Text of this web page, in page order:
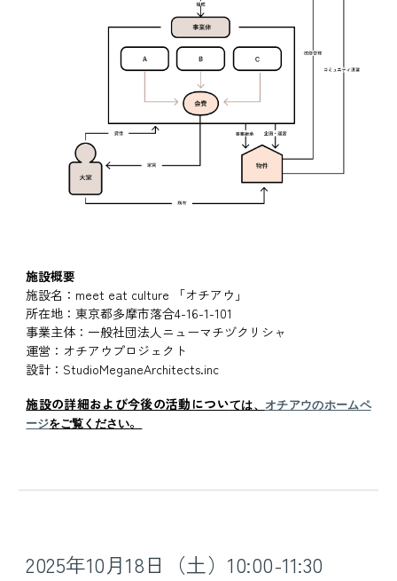
施設概要
施設名：meet eat culture 「オチアウ」
所在地：東京都多摩市落合4-16-1-101
事業主体：一般社団法人ニューマチヅクリシャ
運営：オチアウプロジェクト
設計： StudioMeganeArchitects.inc
施設の詳細および今後の活動については、 オチアウのホームペ
ージをご覧ください。
2025年10月18日（土）10:00-11:30